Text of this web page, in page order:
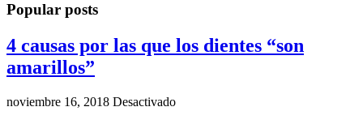
Popular posts
4 causas por las que los dientes “son
amarillos”
noviembre 16, 2018 Desactivado